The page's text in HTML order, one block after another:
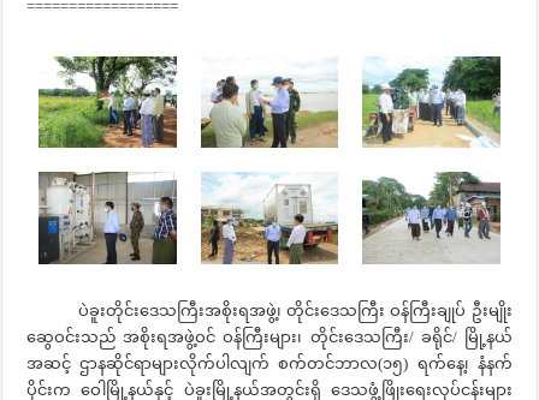
==================
ပဲခူးတိုင်းဒေသကြီးအစိုးရအဖွဲ့၊ တိုင်းဒေသကြီး ဝန်ကြီးချုပ် ဦးမျိုး
ဆွေဝင်းသည် အစိုးရအဖွဲ့ဝင် ဝန်ကြီးများ၊ တိုင်းဒေသကြီး/ ခရိုင်/ မြို့နယ်
အဆင့် ဌာနဆိုင်ရာများလိုက်ပါလျက် စက်တင်ဘာလ(၁၅) ရက်နေ့၊ နံနက်
ပိုင်းက ဝေါမြို့နယ်နှင့် ပဲခူးမြို့နယ်အတွင်းရှိ ဒေသဖွံ့ဖြိုးရေးလုပ်ငန်းများ